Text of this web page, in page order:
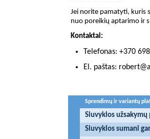
Jei norite pamatyti, kuris
nuo poreikių aptarimo ir
Kontaktai:
Telefonas: +370
El. paštas:
Sprendimų ir variantų
Siuvyklos
Siuvyklos sumani